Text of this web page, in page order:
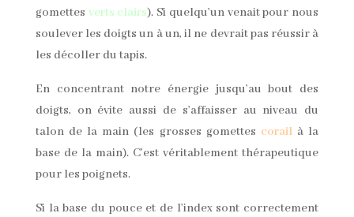
gomettes verts clairs). Si quelqu’un venait pour nous
soulever les doigts un à un, il ne devrait pas réussir à
les décoller du tapis.
En concentrant notre énergie jusqu’au bout des
doigts, on évite aussi de s’affaisser au niveau du
talon de la main (les grosses gomettes corailà la
base de la main). C’est véritablement thérapeutique
pour les poignets.
Si la base du pouce et de l’index sont correctement